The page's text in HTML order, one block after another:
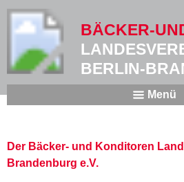
BÄCKER-
BERLIN-
Menü
Der Bäcker- und Konditoren
Brandenburg e.V.